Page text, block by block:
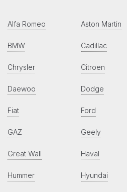
Alfa Romeo Aston Martin
BMW Cadillac
Chrysler Citroen
Daewoo Dodge
Fiat Ford
GAZ Geely
Great Wall Haval
Hummer Hyundai